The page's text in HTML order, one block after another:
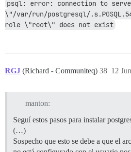
psql: error: connection to
\"/var/run/postgresql/
role \"root\" does not exist
RGJ (Richard - Communiteq) 12
38
manton:
Seguí estos pasos para instalar
(…)
Sospecho que esto se debe a que el